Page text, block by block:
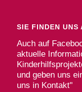
SIE FINDEN UNS
Auch auf
aktuelle
und geben uns
uns in Kontakt"